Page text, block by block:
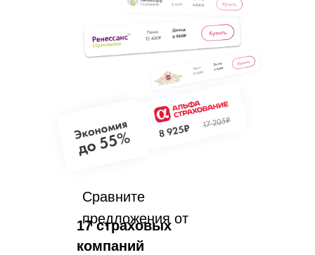
Сравните
предложения от
17 страховых
компаний